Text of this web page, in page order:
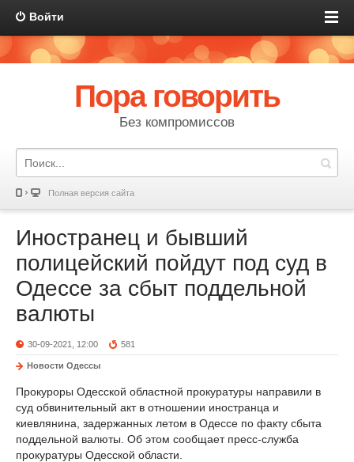
Войти
Пора говорить
Без компромиссов
Полная версия сайта
Иностранец и бывший
полицейский пойдут под суд в
Одессе за сбыт поддельной
валюты
30-09-2021, 12:00 581
Новости Одессы
Прокуроры Одесской областной прокуратуры направили в
суд обвинительный акт в отношении иностранца и
киевлянина, задержанных летом в Одессе по факту сбыта
поддельной валюты. Об этом сообщает пресс-служба
прокуратуры Одесской области.